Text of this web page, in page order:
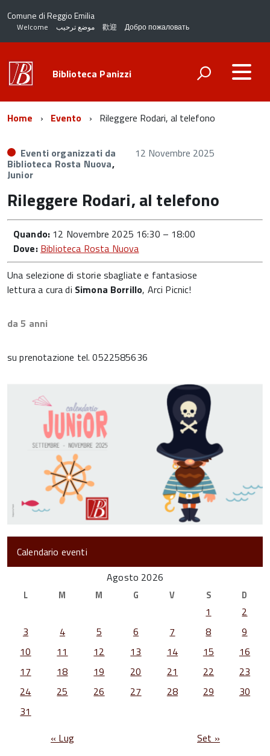
Comune di Reggio Emilia
Welcome موضع ترحيب 歡迎 Добро пожаловать
Biblioteca Panizzi
Home Evento Rileggere Rodari, al telefono
Eventi organizzati da
Biblioteca Rosta Nuova,
Junior
12 Novembre 2025
Rileggere Rodari, al telefono
Quando: 12 Novembre 2025 16:30 – 18:00
Dove: Biblioteca Rosta Nuova
Una selezione di storie sbagliate e fantasiose
lettura a cura di Simona Borrillo, Arci Picnic!
da 5 anni
su prenotazione tel. 0522585636
Calendario eventi
Agosto 2026
L M M G V S D
1
2
3
4 5 6 7 8
9
10
11 12 13 14 15
16
17
18 19 20 21 22
23
24
25 26 27 28 29
30
31
« Lug
Set »